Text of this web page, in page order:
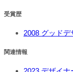
受賞歴
2008 グッドデ
関連情報